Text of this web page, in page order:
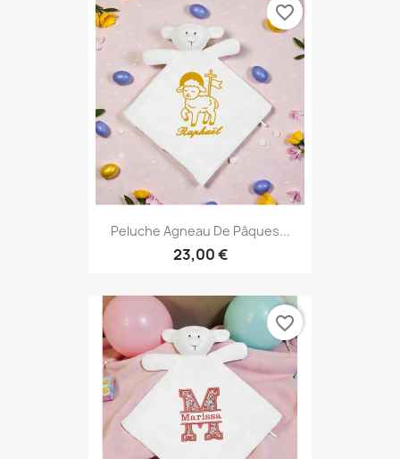
Peluche Agneau De Pâques...
23,00 €
favorite_border
favorite_border